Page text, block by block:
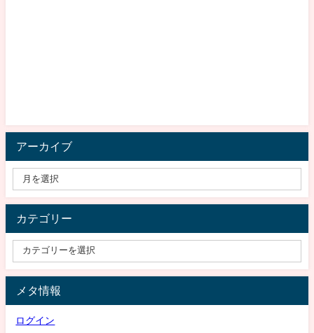
アーカイブ
カテゴリー
メタ情報
ログイン